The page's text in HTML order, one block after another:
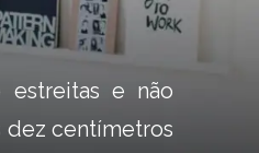
estreitas e não
dez centímetros